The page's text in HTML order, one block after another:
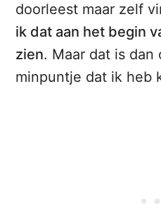
doorleest maar zelf
ik dat aan het begin
zien. Maar dat is dan
minpuntje dat ik heb